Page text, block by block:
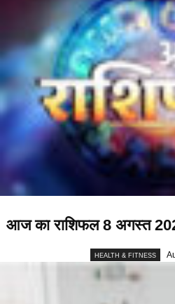
आज का राशिफल 8 अगस्त
HEALTH & FITNESS